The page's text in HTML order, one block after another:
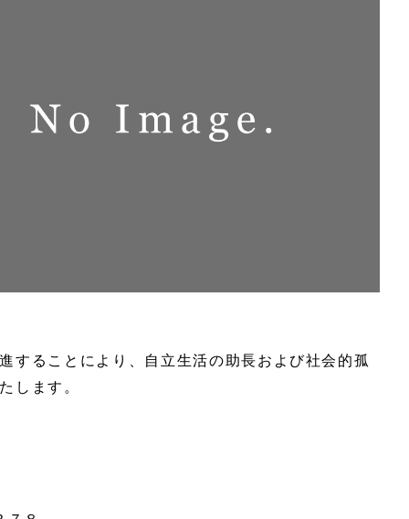
することにより、自立生活の助長および社会的孤
します。